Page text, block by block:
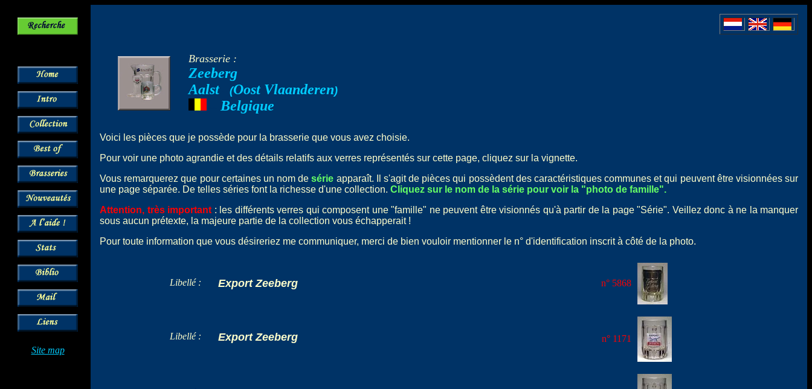
Site map
Brasserie :
Zeeberg
Aalst-- (Oost Vlaanderen)
Belgique
Voici les pièces que je possède pour la brasserie que vous avez choisie.
Pour voir une photo agrandie et des détails relatifs aux verres représentés sur cette page, cliquez sur la vignette.
Vous remarquerez que pour certaines un nom desérie apparaît. Il s'agit de pièces qui possèdent des caractéristiques communes et qui peuvent être visionnées sur
une page séparée. De telles séries font la richesse d'une collection. Cliquez sur le nom de la série pour voir la "photo de famille".
Attention, très important : les différents verres qui composent une "famille" ne peuvent être visionnés qu'à partir de la page "Série". Veillez donc à ne la manquer
sous aucun prétexte, la majeure partie de la collection vous échapperait !
Pour toute information que vous désireriez me communiquer, merci de bien vouloir mentionner le n° d'identification inscrit à côté de la photo.
Libellé : Export Zeeberg n° 5868
Libellé : Export Zeeberg n° 1171